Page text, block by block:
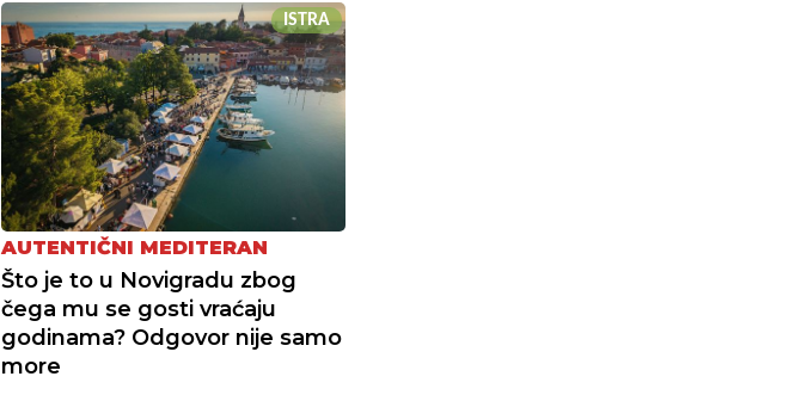
ISTRA
AUTENTIČNI MEDITERAN
Što je to u Novigradu zbog
čega mu se gosti vraćaju
godinama? Odgovor nije samo
more